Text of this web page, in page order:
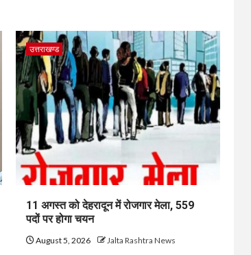
उत्तराखण्ड
11 अगस्त को देहरादून में रोजगार मेला, 559
पदों पर होगा चयन
August 5, 2026 Jalta Rashtra News